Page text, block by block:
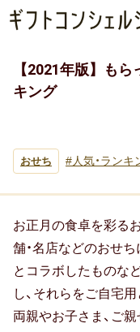
【2021年版】も
キング
おせち 人気・ランキ
お正月の食卓を彩る
舗・名店などのおせ
とコラボしたものな
し、それらをご自宅
両親やお子さま、ご